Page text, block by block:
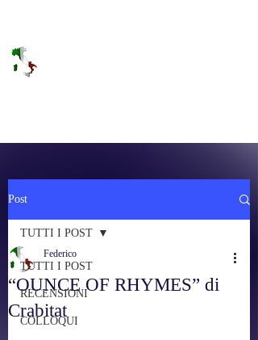
Post
TUTTI I POST
RECENSIONI
COLLOQUI
TUTTI I POST
“OUNCE OF RHYMES” di
Crabitat
Federico